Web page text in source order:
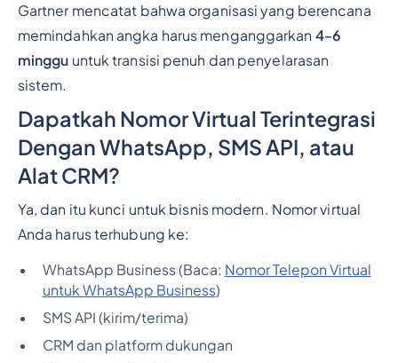
Gartner mencatat bahwa organisasi yang berencana
memindahkan angka harus menganggarkan 4-6
minggu untuk transisi penuh dan penyelarasan
sistem.
Dapatkah Nomor Virtual Terintegrasi
Dengan WhatsApp, SMS API, atau
Alat CRM?
Ya, dan itu kunci untuk bisnis modern. Nomor virtual
Anda harus terhubung ke:
WhatsApp Business (Baca: Nomor Telepon Virtual
untuk WhatsApp Business)
SMS API (kirim/terima)
CRM dan platform dukungan